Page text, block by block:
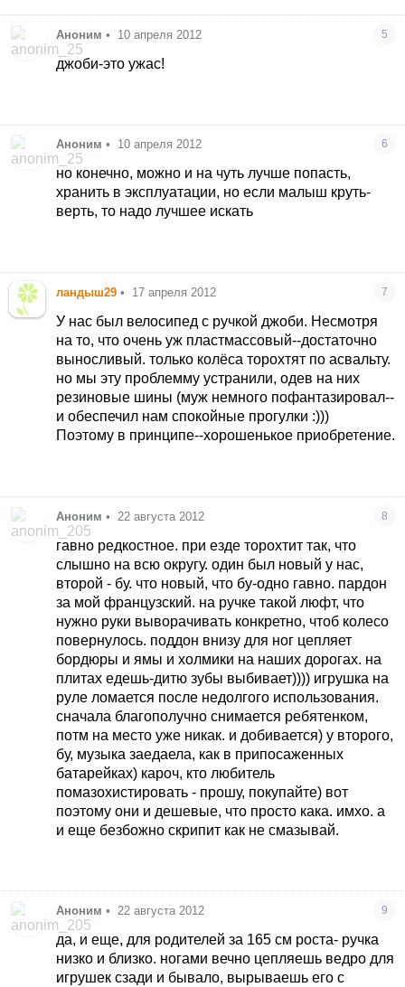
Аноним • 10 апреля 2012 5
джоби-это ужас!
Аноним • 10 апреля 2012 6
но конечно, можно и на чуть лучше попасть,
хранить в эксплуатации, но если малыш круть-
верть, то надо лучшее искать
ландыш29 • 17 апреля 2012 7
У нас был велосипед с ручкой джоби. Несмотря
на то, что очень уж пластмассовый--достаточно
выносливый. только колёса торохтят по асвальту.
но мы эту проблемму устранили, одев на них
резиновые шины (муж немного пофантазировал--
и обеспечил нам спокойные прогулки :)))
Поэтому в принципе--хорошенькое приобретение.
Аноним • 22 августа 2012 8
гавно редкостное. при езде торохтит так, что
слышно на всю округу. один был новый у нас,
второй - бу. что новый, что бу-одно гавно. пардон
за мой французский. на ручке такой люфт, что
нужно руки выворачивать конкретно, чтоб колесо
повернулось. поддон внизу для ног цепляет
бордюры и ямы и холмики на наших дорогах. на
плитах едешь-дитю зубы выбивает)))) игрушка на
руле ломается после недолгого использования.
сначала благополучно снимается ребятенком,
потм на место уже никак. и добивается) у второго,
бу, музыка заедаела, как в припосаженных
батарейках) кароч, кто любитель
помазохистировать - прошу, покупайте) вот
поэтому они и дешевые, что просто кака. имхо. а
и еще безбожно скрипит как не смазывай.
Аноним • 22 августа 2012 9
да, и еще, для родителей за 165 см роста- ручка
низко и близко. ногами вечно цепляешь ведро для
игрушек сзади и бывало, вырываешь его с